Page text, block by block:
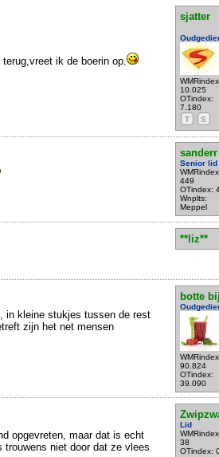
sjatter
10.025
OTindex:
7.180
T
S
ik de boerin op.
sanderr
Senior lid
449
OTindex:
Wnplts:
Meppel
**liz**
botte
90.824
OTindex:
39.090
in kleine stukjes tussen de rest
zijn het net mensen
Lid
38
OTindex:
opgevreten, maar dat is echt
trouwens niet door dat ze vlees